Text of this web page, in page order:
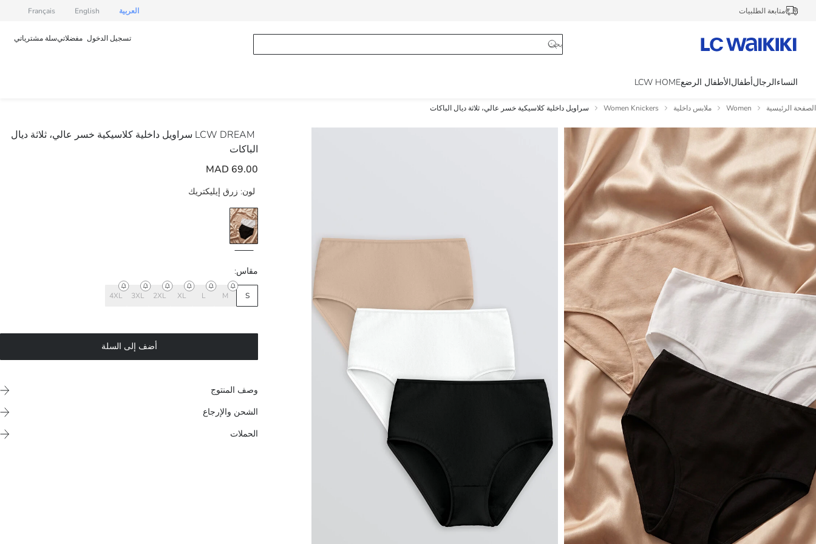
متابعة الطلبيات العربية English
Français
تسجيل الدخول مفضلاتيسلة مشترياتي
النساءالرجالأطفالالأطفال الرضعLCW HOME
الصفحة الرئيسية Women ملابس داخلية Women Knickers سراويل داخلية كلاسيكية خسر عالي، ثلاثة ديال الباكات
LCW DREAM سراويل داخلية كلاسيكية خسر عالي، ثلاثة ديال
الباكات
69.00 MAD
لون: زرق إيليكتريك
مقاس:
S
M
L
XL
2XL
3XL
4XL
أضف إلى السلة
وصف المنتوج
الشحن والإرجاع
الحملات